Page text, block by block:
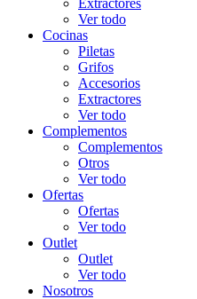
Extractores
Ver todo
Cocinas
Piletas
Grifos
Accesorios
Extractores
Ver todo
Complementos
Complementos
Otros
Ver todo
Ofertas
Ofertas
Ver todo
Outlet
Outlet
Ver todo
Nosotros